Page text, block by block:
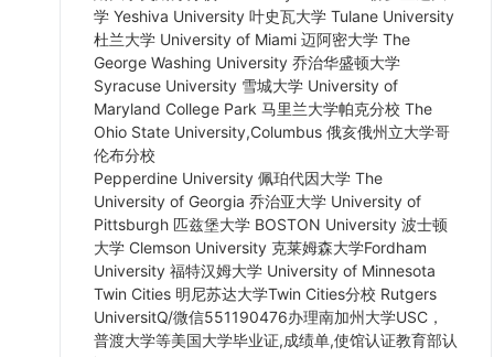
学 Yeshiva University 叶史瓦大学 Tulane University
杜兰大学 University of Miami 迈阿密大学 The
George Washing University 乔治华盛顿大学
Syracuse University 雪城大学 University of
Maryland College Park 马里兰大学帕克分校 The
Ohio State University,Columbus 俄亥俄州立大学哥
伦布分校
Pepperdine University 佩珀代因大学 The
University of Georgia 乔治亚大学 University of
Pittsburgh 匹兹堡大学 BOSTON University 波士顿
大学 Clemson University 克莱姆森大学Fordham
University 福特汉姆大学 University of Minnesota
Twin Cities 明尼苏达大学Twin Cities分校 Rutgers
UniversitQ/微信551190476办理南加州大学USC，
普渡大学等美国大学毕业证,成绩单,使馆认证教育部认